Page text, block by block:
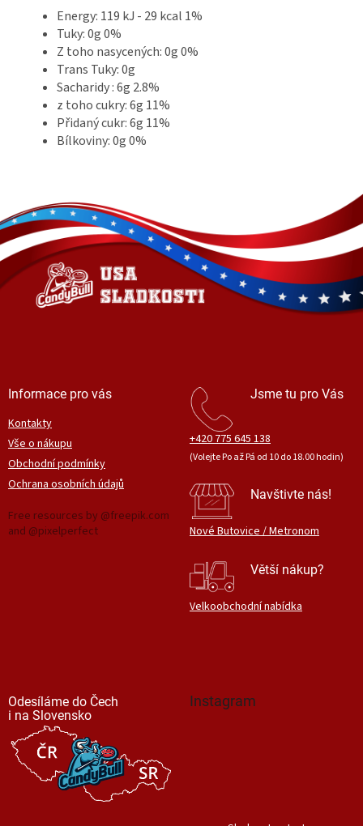
Energy: 119 kJ - 29 kcal 1%
Tuky: 0g 0%
Z toho nasycených: 0g 0%
Trans Tuky: 0g
Sacharidy : 6g 2.8%
z toho cukry: 6g 11%
Přidaný cukr: 6g 11%
Bílkoviny: 0g 0%
á
p
a
í
Informace pro vás
Kontakty
Vše o nákupu
Obchodní podmínky
Ochrana osobních údajů
Free resources by @freepik.com
and @pixelperfect
Jsme tu pro Vás
+420 775 645 138
(Volejte Po až Pá od 10 do 18.00 hodin)
Navštivte nás!
Nové Butovice / Metronom
Větší nákup?
Velkoobchodní nabídka
Odesíláme do Čech
i na Slovensko
Instagram